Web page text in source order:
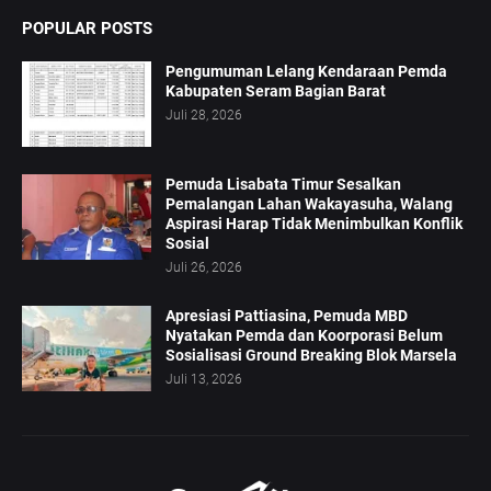
POPULAR POSTS
Pengumuman Lelang Kendaraan Pemda
Kabupaten Seram Bagian Barat
Juli 28, 2026
Pemuda Lisabata Timur Sesalkan
Pemalangan Lahan Wakayasuha, Walang
Aspirasi Harap Tidak Menimbulkan Konflik
Sosial
Juli 26, 2026
Apresiasi Pattiasina, Pemuda MBD
Nyatakan Pemda dan Koorporasi Belum
Sosialisasi Ground Breaking Blok Marsela
Juli 13, 2026